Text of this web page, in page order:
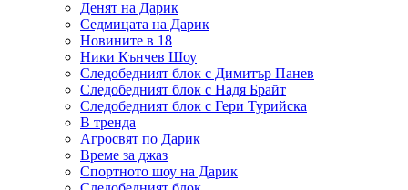
Денят на Дарик
Седмицата на Дарик
Новините в 18
Ники Кънчев Шоу
Следобедният блок с Димитър Панев
Следобедният блок с Надя Брайт
Следобедният блок с Гери Турийска
В тренда
Агросвят по Дарик
Време за джаз
Спортното шоу на Дарик